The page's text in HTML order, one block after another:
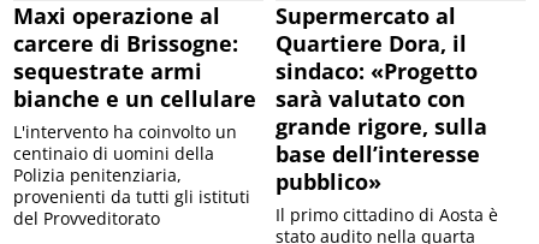
Maxi operazione al
carcere di Brissogne:
sequestrate armi
bianche e un cellulare
L'intervento ha coinvolto un
centinaio di uomini della
Polizia penitenziaria,
provenienti da tutti gli istituti
del Provveditorato
Supermercato al
Quartiere Dora, il
sindaco: «Progetto
sarà valutato con
grande rigore, sulla
base dell’interesse
pubblico»
Il primo cittadino di Aosta è
stato audito nella quarta